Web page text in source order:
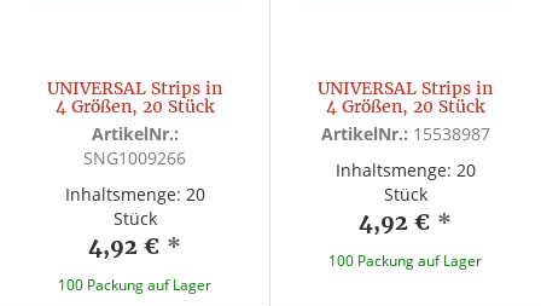
UNIVERSAL Strips in
4 Größen, 20 Stück
ArtikelNr.:
SNG1009266
Inhaltsmenge: 20
Stück
4,92 € *
100 Packung auf Lager
UNIVERSAL Strips in
4 Größen, 20 Stück
ArtikelNr.: 15538987
Inhaltsmenge: 20
Stück
4,92 € *
100 Packung auf Lager